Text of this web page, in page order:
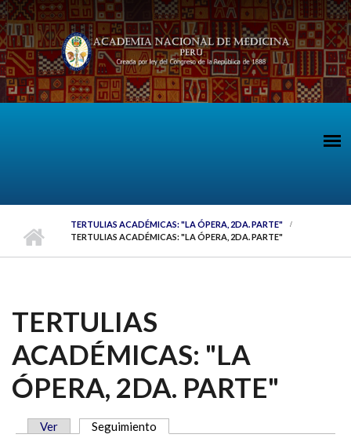
Pasar al contenido principal
TERTULIAS ACADÉMICAS: "LA ÓPERA, 2DA. PARTE"
TERTULIAS ACADÉMICAS: "LA ÓPERA, 2DA. PARTE"
TERTULIAS
ACADÉMICAS: "LA
ÓPERA, 2DA. PARTE"
Ver Seguimiento